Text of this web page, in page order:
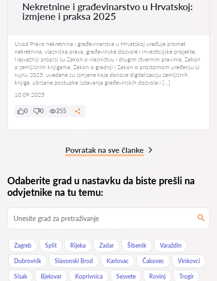
Nekretnine i građevinarstvo u Hrvatskoj:
izmjene i praksa 2025
Uvod Pravo nekretnina i građevinarstva u Hrvatskoj uređuje promet
nekretnina, vlasnička prava, građevinske dozvole i investicijske projekte.
Najvažniji propisi su Zakon o vlasništvu i drugim stvarnim pravima, Zakon
o zemljišnim knjigama, Zakon o gradnji i Zakon o prostornom uređenju.U
rujnu 2025. uvedene su izmjene koje donose digitalizaciju zemljišnih
knjiga, ubrzane postupke izdavanja građevinskih dozvola i […]
10.09.2025
0 0 255
Povratak na sve članke
Odaberite grad u nastavku da biste prešli na
odvjetnike na tu temu:
Zagreb Split Rijeka Zadar Šibenik Varaždin
Dubrovnik Slavonski Brod Karlovac Čakovec Vinkovci
Sisak Bjelovar Koprivnica Sesvete Rovinj Trogir